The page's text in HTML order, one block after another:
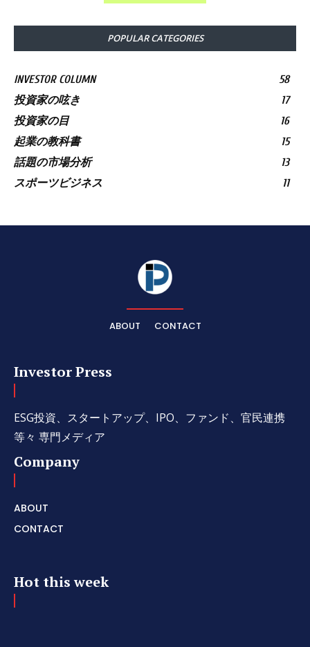
POPULAR CATEGORIES
INVESTOR COLUMN
58
投資家の呟き
17
投資家の目
16
起業の教科書
15
話題の市場分析
13
スポーツビジネス
11
ABOUT CONTACT
Investor Press
ESG投資、スタートアップ、IPO、ファンド、官民連携
等々 専門メディア
Company
ABOUT
CONTACT
Hot this week